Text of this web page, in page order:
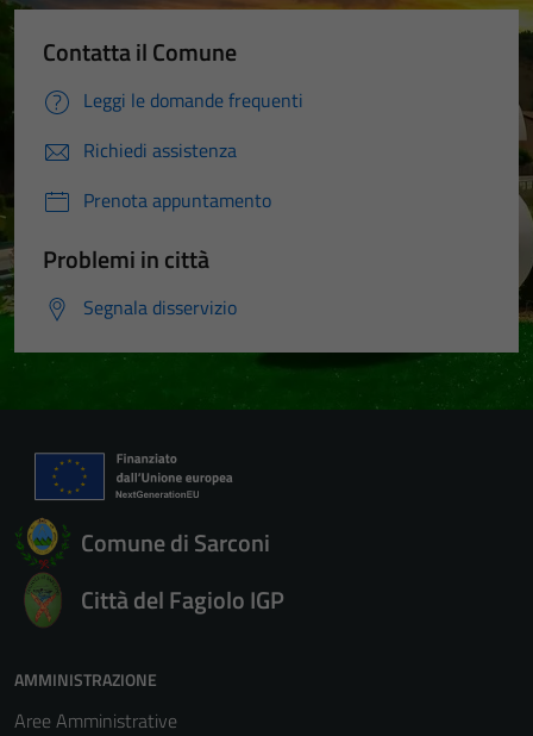
Contatta il Comune
Leggi le domande frequenti
Richiedi assistenza
Prenota appuntamento
Problemi in città
Segnala disservizio
Comune di Sarconi
Città del Fagiolo IGP
AMMINISTRAZIONE
Aree Amministrative